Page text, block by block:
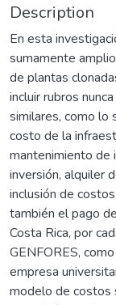
Description
En esta
sumamente
de plantas
incluir rubros
similares, como lo
costo de la
mantenimiento de
inversión, alquiler
inclusión de
también el pago
Costa Rica, por
GENFORES,
empresa
modelo de costos